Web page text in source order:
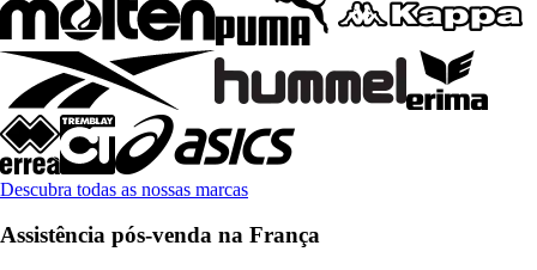
Descubra todas as nossas marcas
Assistência pós-venda na França